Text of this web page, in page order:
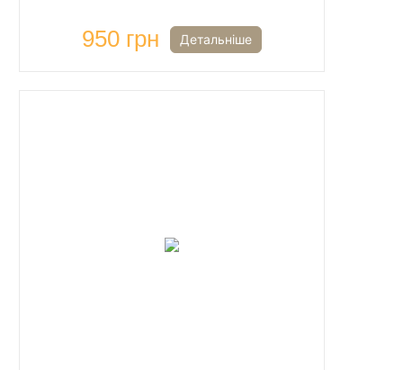
950 грн Детальніше